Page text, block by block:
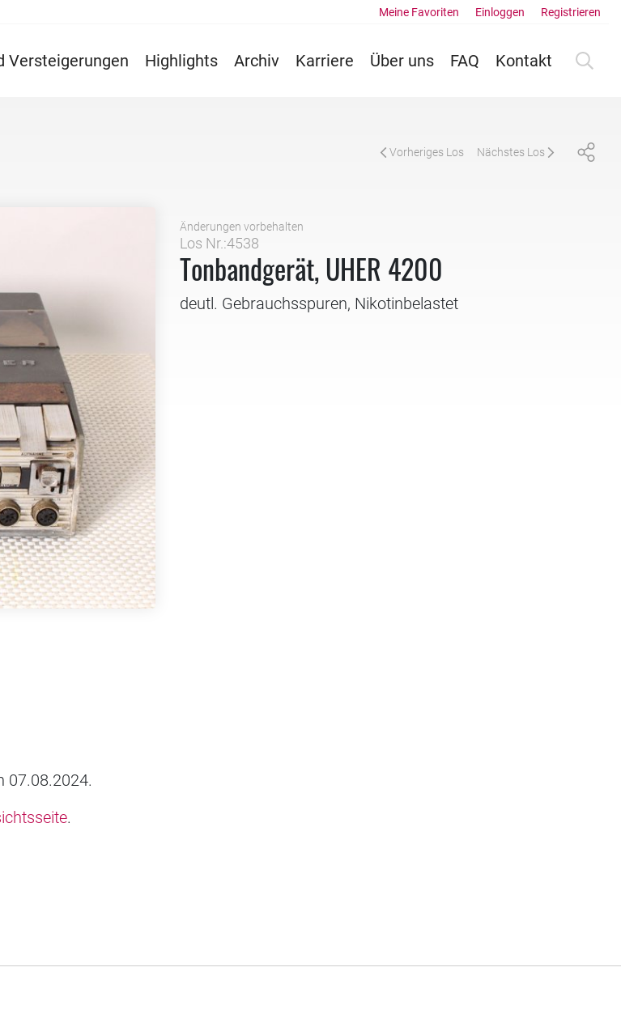
Versteigerungen Highlights Archiv Karriere Über uns FAQ Kontakt
Meine Favoriten Einloggen Registrieren
Vorheriges Los Nächstes Los
Änderungen vorbehalten
Los Nr.:4538
Tonbandgerät, UHER 4200
deutl. Gebrauchsspuren, Nikotinbelastet
07.08.2024.
.